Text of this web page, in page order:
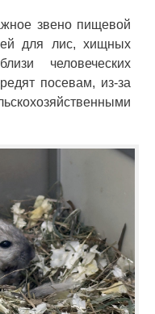
звено пищевой
для лис, хищных
человеческих
посевам, из-за